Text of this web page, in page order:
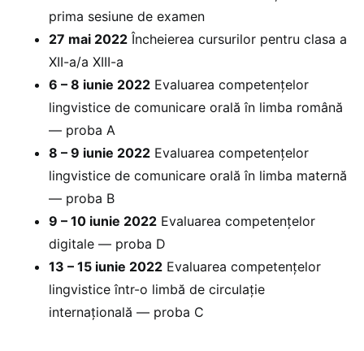
prima sesiune de examen
27 mai 2022 Încheierea cursurilor pentru clasa a
XII-a/a XIII-a
6 – 8 iunie 2022 Evaluarea competențelor
lingvistice de comunicare orală în limba română
— proba A
8 – 9 iunie 2022 Evaluarea competențelor
lingvistice de comunicare orală în limba maternă
— proba B
9 – 10 iunie 2022 Evaluarea competențelor
digitale — proba D
13 – 15 iunie 2022 Evaluarea competențelor
lingvistice într-o limbă de circulație
internațională — proba C